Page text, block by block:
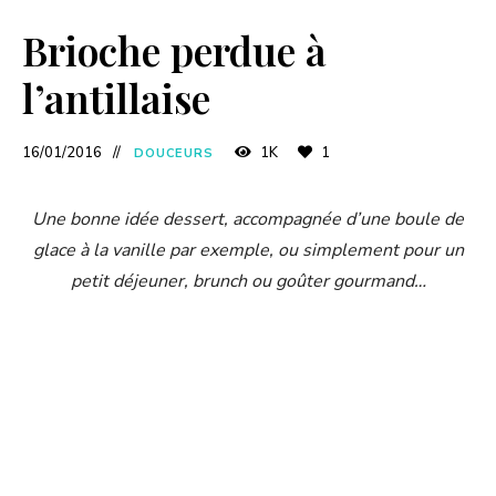
Brioche perdue à
l’antillaise
16/01/2016 DOUCEURS 1K 1
Une bonne idée dessert, accompagnée d’une boule de
glace à la vanille par exemple, ou simplement pour un
petit déjeuner, brunch ou goûter gourmand…